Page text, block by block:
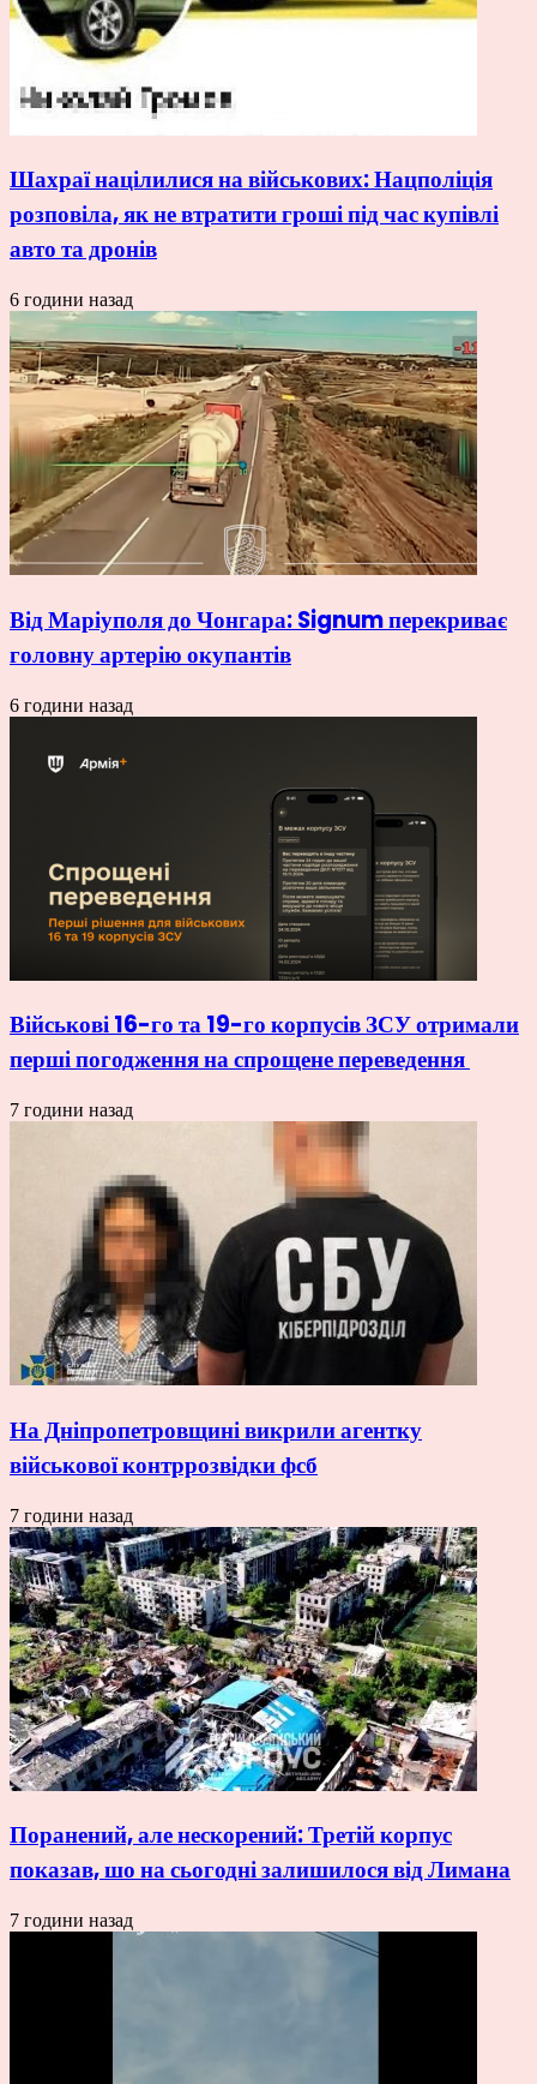
Шахраї націлилися на військових: Нацполіція
розповіла, як не втратити гроші під час купівлі
авто та дронів
6 години назад
Від Маріуполя до Чонгара: Signum перекриває
головну артерію окупантів
6 години назад
Військові 16-го та 19-го корпусів ЗСУ отримали
перші погодження на спрощене переведення
7 години назад
На Дніпропетровщині викрили агентку
військової контррозвідки фсб
7 години назад
Поранений, але нескорений: Третій корпус
показав, шо на сьогодні залишилося від Лимана
7 години назад